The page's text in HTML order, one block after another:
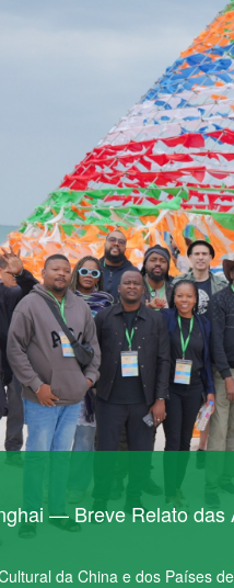
— Breve Relato
da China e dos Países